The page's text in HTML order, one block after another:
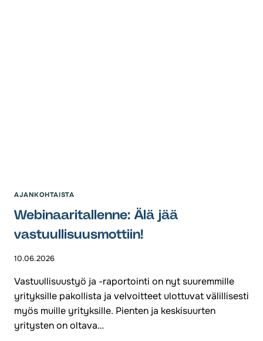
AJANKOHTAISTA
Webinaaritallenne: Älä jää
vastuullisuusmottiin!
10.06.2026
Vastuullisuustyö ja -raportointi on nyt suuremmille
yrityksille pakollista ja velvoitteet ulottuvat välillisesti
myös muille yrityksille. Pienten ja keskisuurten
yritysten on oltava…